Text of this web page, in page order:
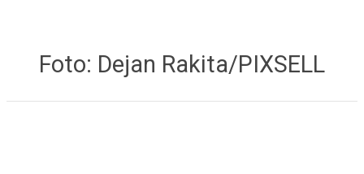
Foto: Dejan Rakita/PIXSELL